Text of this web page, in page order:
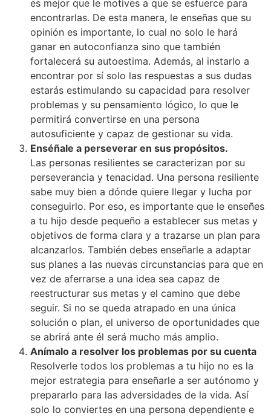
es mejor que le motives a que se esfuerce para
encontrarlas. De esta manera, le enseñas que su
opinión es importante, lo cual no solo le hará
ganar en autoconfianza sino que también
fortalecerá su autoestima. Además, al instarlo a
encontrar por sí solo las respuestas a sus dudas
estarás estimulando su capacidad para resolver
problemas y su pensamiento lógico, lo que le
permitirá convertirse en una persona
autosuficiente y capaz de gestionar su vida.
Enséñale a perseverar en sus propósitos.
Las personas resilientes se caracterizan por su
perseverancia y tenacidad. Una persona resiliente
sabe muy bien a dónde quiere llegar y lucha por
conseguirlo. Por eso, es importante que le enseñes
a tu hijo desde pequeño a establecer sus metas y
objetivos de forma clara y a trazarse un plan para
alcanzarlos. También debes enseñarle a adaptar
sus planes a las nuevas circunstancias para que en
vez de aferrarse a una idea sea capaz de
reestructurar sus metas y el camino que debe
seguir. Si no se queda atrapado en una única
solución o plan, el universo de oportunidades que
se abrirá ante él será mucho más amplio.
Anímalo a resolver los problemas por su cuenta
Resolverle todos los problemas a tu hijo no es la
mejor estrategia para enseñarle a ser autónomo y
prepararlo para las adversidades de la vida. Así
solo lo conviertes en una persona dependiente e